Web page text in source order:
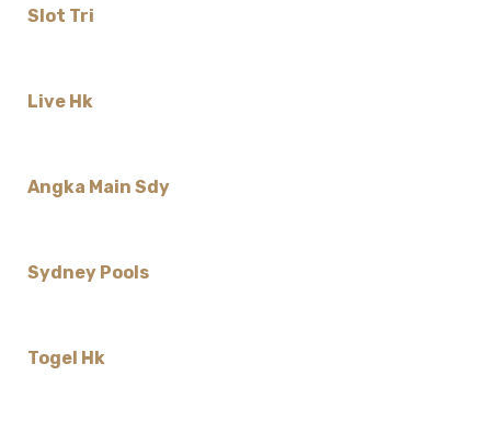
Slot Tri
Live Hk
Angka Main Sdy
Sydney Pools
Togel Hk